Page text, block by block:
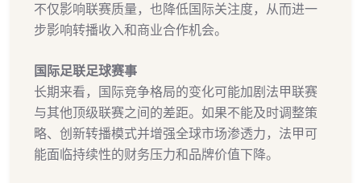
不仅影响联赛质量，也降低国际关注度，从而进一
步影响转播收入和商业合作机会。
国际足联足球赛事
长期来看，国际竞争格局的变化可能加剧法甲联赛
与其他顶级联赛之间的差距。如果不能及时调整策
略、创新转播模式并增强全球市场渗透力，法甲可
能面临持续性的财务压力和品牌价值下降。